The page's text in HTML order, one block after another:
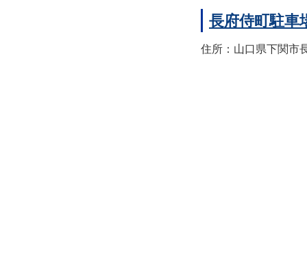
長府侍町駐車
住所：山口県下関市